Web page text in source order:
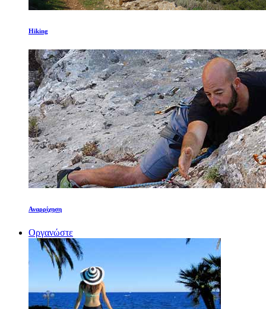
Hiking
Αναρρίχηση
Οργανώστε